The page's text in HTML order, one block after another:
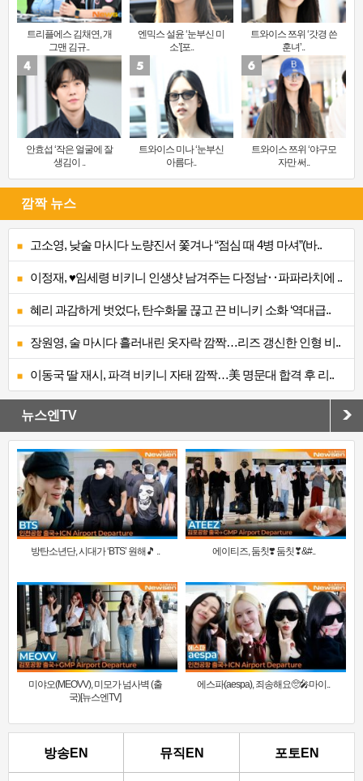
트리플에스 김채연, 개
그맨 김규..
엔믹스 설윤 ‘눈부신 미
소’[포..
트와이스 쯔위 ‘갓경 쓴
훈녀’..
안효섭 ‘작은 얼굴에 잘
생김이 ..
트와이스 미나 ‘눈부신
아름다..
트와이스 쯔위 ‘야구모
자만 써..
깜짝 뉴스
고소영, 낮술 마시다 노량진서 쫓겨나 “점심 때 4병 마셔”(바..
이정재, ♥임세령 비키니 인생샷 남겨주는 다정남‥파파라치에 ..
혜리 과감하게 벗었다, 탄수화물 끊고 끈 비니키 소화 ‘역대급..
장원영, 술 마시다 흘러내린 옷자락 깜짝…리즈 갱신한 인형 비..
이동국 딸 재시, 파격 비키니 자태 깜짝…美 명문대 합격 후 리..
뉴스엔TV
방탄소년단, 시대가 ‘BTS’ 원해🎵 .. 에이티즈, 둠칫❣️ 둠칫❣&#..
미야오(MEOVV), 미모가 넘사벽 (출
국)[뉴스엔TV]
에스파(aespa), 죄송해요🥺🎤마이..
방송EN 뮤직EN 포토EN